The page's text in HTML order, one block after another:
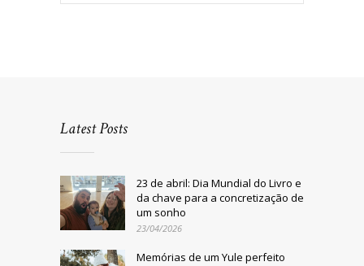
Latest Posts
23 de abril: Dia Mundial do Livro e
da chave para a concretização de
um sonho
23/04/2026
Memórias de um Yule perfeito